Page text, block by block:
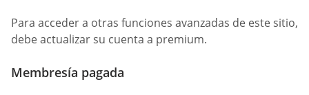
Para acceder a otras funciones avanzadas de este sitio,
debe actualizar su cuenta a premium.
Membresía pagada